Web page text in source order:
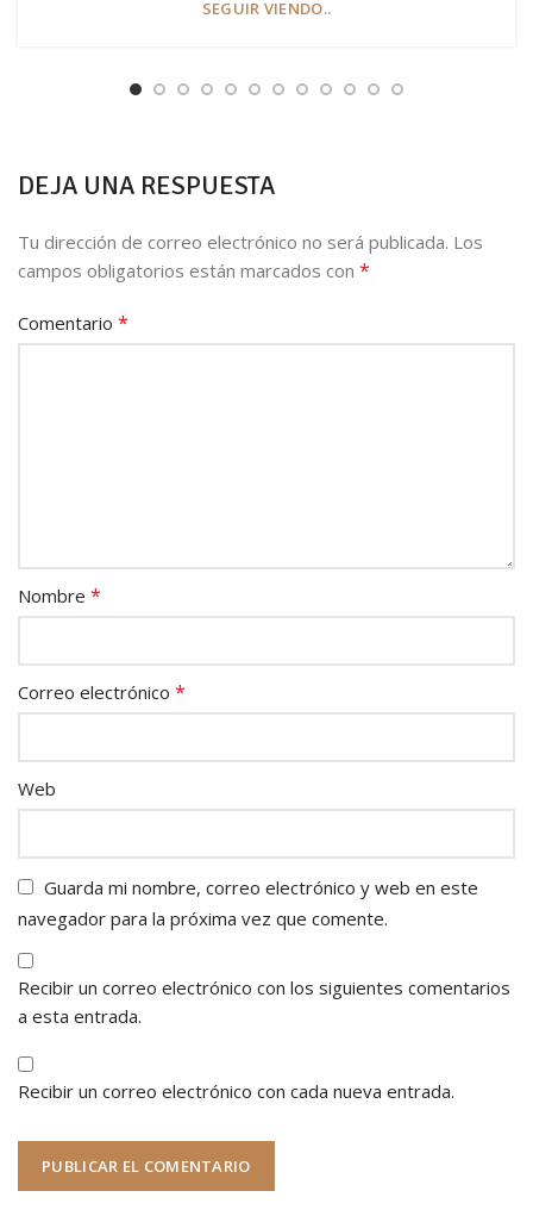
SEGUIR VIENDO..
DEJA UNA RESPUESTA
Tu dirección de correo electrónico no será publicada. Los
campos obligatorios están marcados con *
Comentario *
Nombre *
Correo electrónico *
Web
Guarda mi nombre, correo electrónico y web en este
navegador para la próxima vez que comente.
Recibir un correo electrónico con los siguientes comentarios
a esta entrada.
Recibir un correo electrónico con cada nueva entrada.